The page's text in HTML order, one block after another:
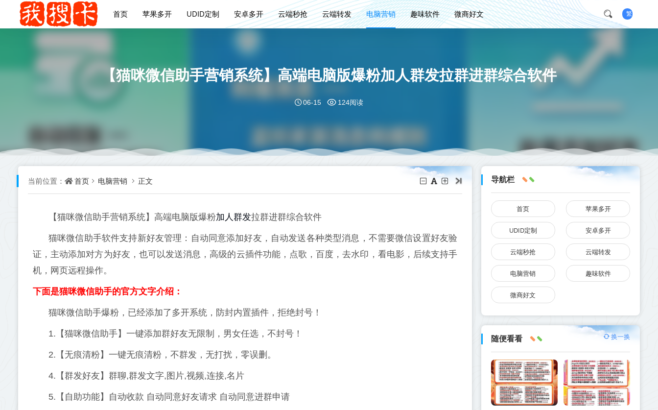
首页 苹果多开 UDID定制 安卓多开 云端秒抢 云端转发 电脑营销 趣味软件 微商好文 繁
【猫咪微信助手营销系统】高端电脑版爆粉加人群发拉群进群综合软件
06-15 124阅读
当前位置： 首页 电脑营销 正文
【猫咪微信助手营销系统】高端电脑版爆粉加人群发拉群进群综合软件
猫咪微信助手软件支持新好友管理：自动同意添加好友，自动发送各种类型消息，不需要微信设置好友验
证，主动添加对方为好友，也可以发送消息，高级的云插件功能，点歌，百度，去水印，看电影，后续支持手
机，网页远程操作。
下面是猫咪微信助手的官方文字介绍：
猫咪微信助手爆粉，已经添加了多开系统，防封内置插件，拒绝封号！
1.【猫咪微信助手】一键添加群好友无限制，男女任选，不封号！
2.【无痕清粉】一键无痕清粉，不群发，无打扰，零误删。
4.【群发好友】群聊,群发文字,图片,视频,连接,名片
5.【自助功能】自动收款 自动同意好友请求 自动同意进群申请
导航栏
首页 苹果多开
UDID定制 安卓多开
云端秒抢 云端转发
电脑营销 趣味软件
微商好文
随便看看 换一换